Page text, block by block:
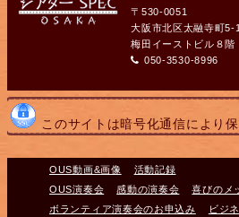
〒530-0051
大阪市北区太融寺町5-
梅田イーストビル８階
050-3530-8996
このサイトは暗号化通信により
OUS動画&画像
活動記録
OUS演奏会
感動の演奏会
喜びのメ
ボランティア演奏会のお申込み
ビジ